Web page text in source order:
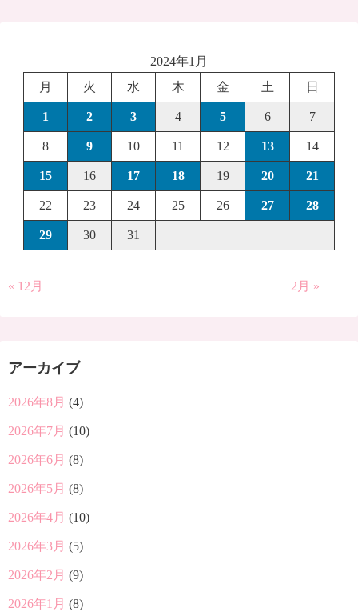
2024年1月
月
火 水 木 金 土 日
1 2 3 4 5 6 7
8 9 10 11 12 13 14
15 16 17 18 19 20 21
22 23 24 25 26 27 28
29 30 31
« 12月 2月 »
アーカイブ
2026年8月 (4)
2026年7月 (10)
2026年6月 (8)
2026年5月 (8)
2026年4月 (10)
2026年3月 (5)
2026年2月 (9)
2026年1月 (8)